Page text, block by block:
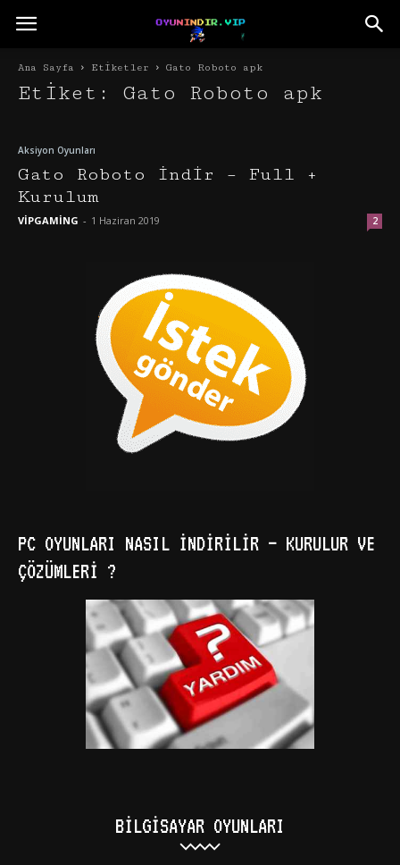
Ana Sayfa Etiketler Gato Roboto apk
Etiket: Gato Roboto apk
Aksiyon Oyunları
Gato Roboto İndir – Full +
Kurulum
VİPGAMİNG - 1 Haziran 2019 2
PC OYUNLARI NASIL İNDIRILIR – KURULUR VE
ÇÖZÜMLERI ?
BILGISAYAR OYUNLARI